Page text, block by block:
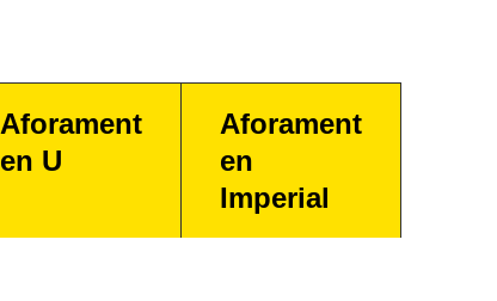
Aforament
en U
Aforament
en
Imperial